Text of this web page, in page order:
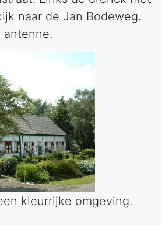
naar de Jan Bodeweg.
antenne.
kleurrijke omgeving.